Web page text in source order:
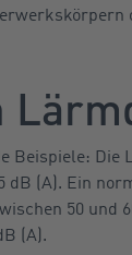
Beispiele: Die
(A). Ein
50 und
(A).